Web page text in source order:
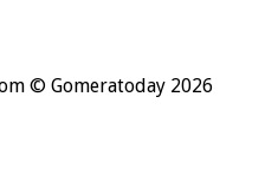
© Gomeratoday 2026